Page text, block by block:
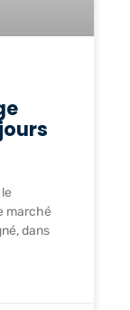
marché
dans